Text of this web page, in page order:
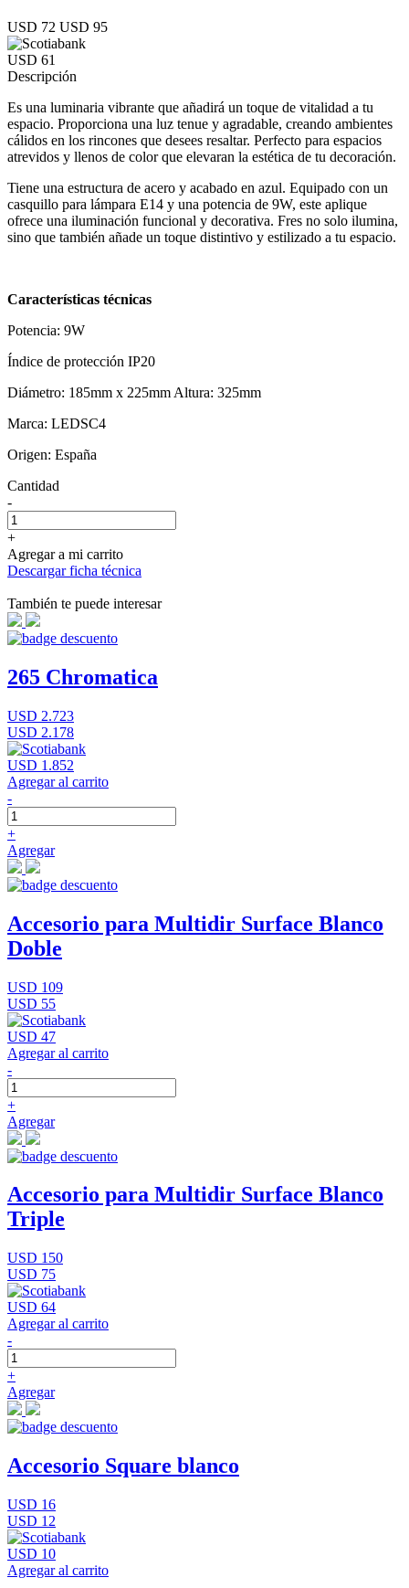
USD 72 USD 95
USD 61
Descripción
Es una luminaria vibrante que añadirá un toque de vitalidad a tu
espacio. Proporciona una luz tenue y agradable, creando ambientes
cálidos en los rincones que desees resaltar. Perfecto para espacios
atrevidos y llenos de color que elevaran la estética de tu decoración.
Tiene una estructura de acero y acabado en azul. Equipado con un
casquillo para lámpara E14 y una potencia de 9W, este aplique
ofrece una iluminación funcional y decorativa. Fres no solo ilumina,
sino que también añade un toque distintivo y estilizado a tu espacio.
Características técnicas
Potencia: 9W
Índice de protección IP20
Diámetro: 185mm x 225mm Altura: 325mm
Marca: LEDSC4
Origen: España
Cantidad
-
+
Agregar a mi carrito
Descargar ficha técnica
También te puede interesar
265 Chromatica
USD 2.723
USD 2.178
USD 1.852
Agregar al carrito
-
+
Agregar
Accesorio para Multidir Surface Blanco
Doble
USD 109
USD 55
USD 47
Agregar al carrito
-
+
Agregar
Accesorio para Multidir Surface Blanco
Triple
USD 150
USD 75
USD 64
Agregar al carrito
-
+
Agregar
Accesorio Square blanco
USD 16
USD 12
USD 10
Agregar al carrito